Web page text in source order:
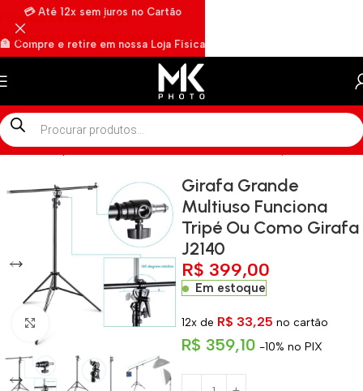
Pular para a navegação
Pular para o conteúdo principal
Início»Shop»Girafa Grande Multiuso Funciona Tripé Ou Como
Clique para ampliar
Girafa Grande
Multiuso Funciona
Tripé Ou Como Girafa
J2140
R$ 399,00
Em estoque
12x de R$ 33,25 no cartão
R$ 359,10 -10% no PIX
💳 Até 12x sem juros no Cartão
🏦 Compre e retire em nossa Loja Física
🏍️ Envios rápidos por Motoboy